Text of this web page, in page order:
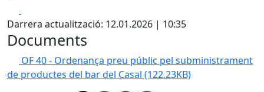
Darrera actualització: 12.01.2026 | 10:35
Documents
OF 40 - Ordenança preu públic pel subministrament
de productes del bar del Casal (122.23KB)